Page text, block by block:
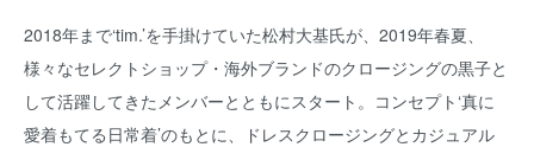
2018年まで‘tim.’を手掛けていた松村大基氏が、2019年春夏、
様々なセレクトショップ・海外ブランドのクロージングの黒子と
して活躍してきたメンバーとともにスタート。コンセプト‘真に
愛着もてる日常着’のもとに、ドレスクロージングとカジュアル